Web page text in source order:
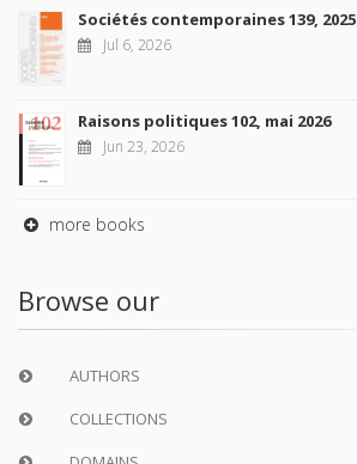
Sociétés contemporaines 139, 2025
Jul 6, 2026
Raisons politiques 102, mai 2026
Jun 23, 2026
more books
Browse our
AUTHORS
COLLECTIONS